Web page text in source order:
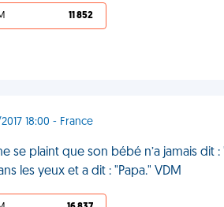
11 852
18:00 - France
se plaint que son bébé n’a jamais dit
les yeux et a dit : "Papa." VDM